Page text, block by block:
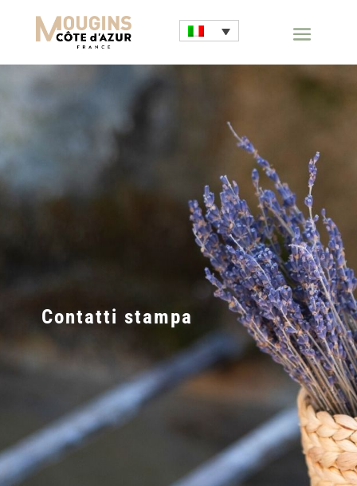
Contatti stampa